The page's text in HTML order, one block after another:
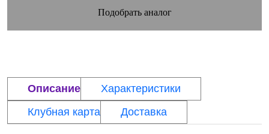
Подобрать аналог
Описание
Характеристики
Клубная карта
Доставка